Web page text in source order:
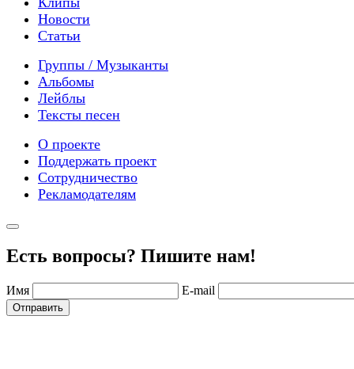
Новости
Статьи
Группы / Музыканты
Альбомы
Лейблы
Тексты песен
О проекте
Поддержать проект
Сотрудничество
Рекламодателям
Есть вопросы? Пишите нам!
Имя E-mail